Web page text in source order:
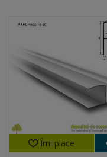
Îmi place